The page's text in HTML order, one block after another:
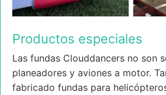
Productos especiales
Las fundas Clouddancers no son
planeadores y aviones a motor.
fabricado fundas para